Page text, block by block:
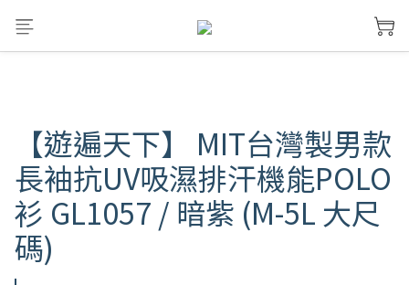
【遊遍天下】 MIT台灣製男款
長袖抗UV吸濕排汗機能POLO
衫 GL1057 / 暗紫 (M-5L 大尺
碼)